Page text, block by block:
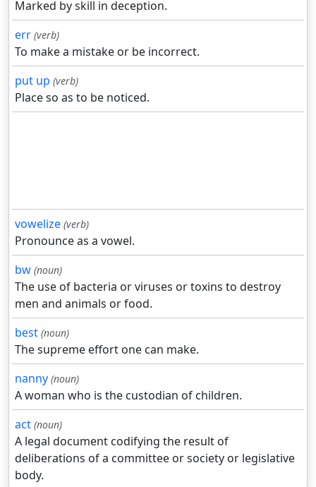
Marked by skill in deception.
err (verb)
To make a mistake or be incorrect.
put up (verb)
Place so as to be noticed.
vowelize (verb)
Pronounce as a vowel.
bw (noun)
The use of bacteria or viruses or toxins to destroy
men and animals or food.
best (noun)
The supreme effort one can make.
nanny (noun)
A woman who is the custodian of children.
act (noun)
A legal document codifying the result of
deliberations of a committee or society or legislative
body.